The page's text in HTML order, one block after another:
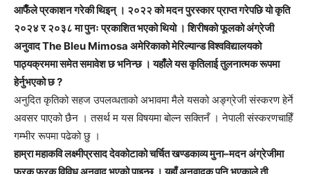
आफैँले प्रकाशन गरेकी थिइन् । २०२२ को मदन पुरस्कार प्राप्त गरेपछि यो कृति
२०२४ र २०३८ मा पुनः प्रकाशित भएको थियो । शिरीषको फूलको अंग्रेजी
अनुवाद The Bleu Mimosa अमेरिकाको मेरिल्यान्ड विश्वविद्यालयको
पाठ्यक्रममा समेत समावेश छ भनिन्छ । यहाँले यस कृतिलाई तुलनात्मक रूपमा
हेर्नुभएको छ ?
अनुदित कृतिको सहज उपलव्धताको अभावमा मैले यसको अङ्ग्रेजी संस्करण हेर्ने
अवसर पाएको छैन । तसर्थ म यस विषयमा बोल्न सक्तिनँ । नेपाली संस्करणचाहिँ
गम्भीर रूपमा पढेको छु ।
हाम्रा महाकवि लक्ष्मीप्रसाद देवकोटाको चर्चित खण्डकाव्य मुना–मदन अंग्रेजीमा